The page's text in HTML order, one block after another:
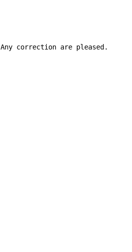
correction are pleased.